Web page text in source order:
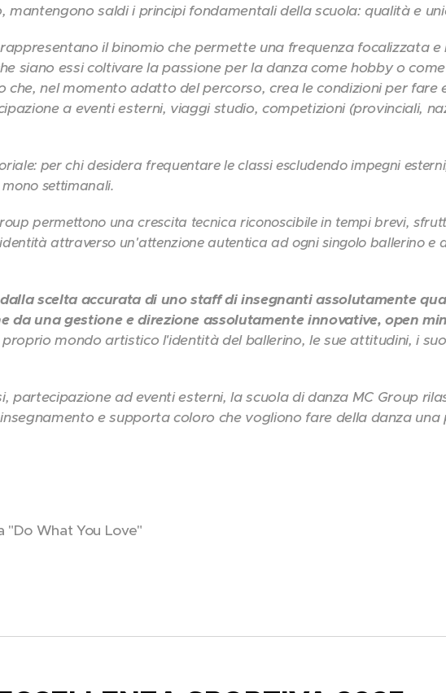
mantengono saldi i principi fondamentali della scuola: qualità e
il binomio che permette una frequenza focalizzata e
siano essi coltivare la passione per la danza come hobby o
nel momento adatto del percorso, crea le condizioni per fare
a eventi esterni, viaggi studio, competizioni (provinciali,
per chi desidera frequentare le classi escludendo impegni
settimanali.
permettono una crescita tecnica riconoscibile in tempi brevi,
attraverso un'attenzione autentica ad ogni singolo ballerino e
scelta accurata di uno staff di insegnanti assolutamente
da una gestione e direzione assolutamente innovative, open
mondo artistico l'identità del ballerino, le sue attitudini, i
partecipazione ad eventi esterni, la scuola di danza MC Group
e supporta coloro che vogliono fare della danza una
"Do What You Love"